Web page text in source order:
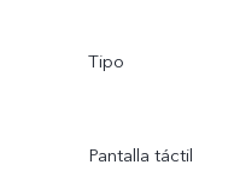
Tipo
Pantalla táctil